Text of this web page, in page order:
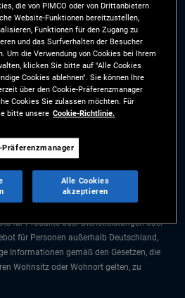
Cookie-Präferenzmanager
sind ausschließlich für Deutsche
und dürfen nicht als
Anleger sollten vor einer
stehen nur Bürgern dieser
für Produkte oder Dienstleistungen oder
für Personen außerhalb Deutschland,
Informationen gemäß den Gesetzen, die
Wohnsitz oder Wohnort gelten, zu
die von PIMCO oder von Drittanbietern
Website-Funktionen bereitzustellen,
Funktionen für den Zugang zu
und das Surfverhalten der Besucher
Um die Verwendung von Cookies bei Ihrem
klicken Sie bitte auf "Alle Cookies
Cookies ablehnen". Sie können Ihre
über den Cookie-Präferenzmanager
Cookies Sie zulassen möchten. Für
bitte unsere Cookie-Richtlinie.
Präferenzmanager
Alle Cookies
akzeptieren